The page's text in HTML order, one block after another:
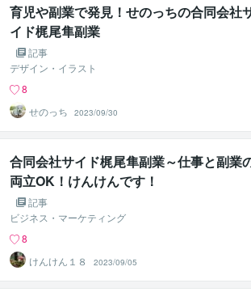
育児や副業で発見！せのっちの合同会社
イド梶尾隼副業
記事
デザイン・イラスト
8
せのっち
2023/09/30
合同会社サイド梶尾隼副業～仕事と副業
両立OK！けんけんです！
記事
ビジネス・マーケティング
8
けんけん１８
2023/09/05